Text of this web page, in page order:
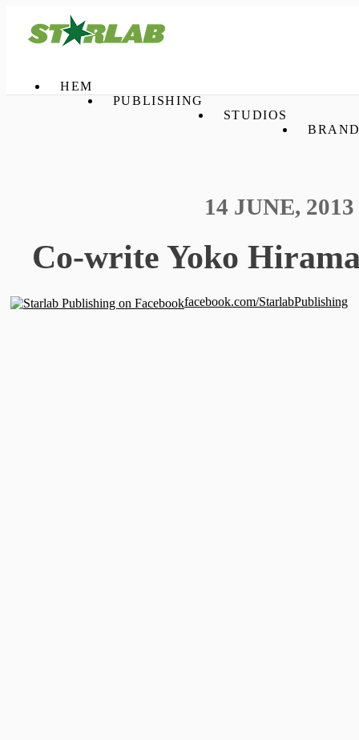
HEM
PUBLISHING
STUDIOS
14 JUNE, 2013
Co-write Yoko
facebook.com/StarlabPublishing